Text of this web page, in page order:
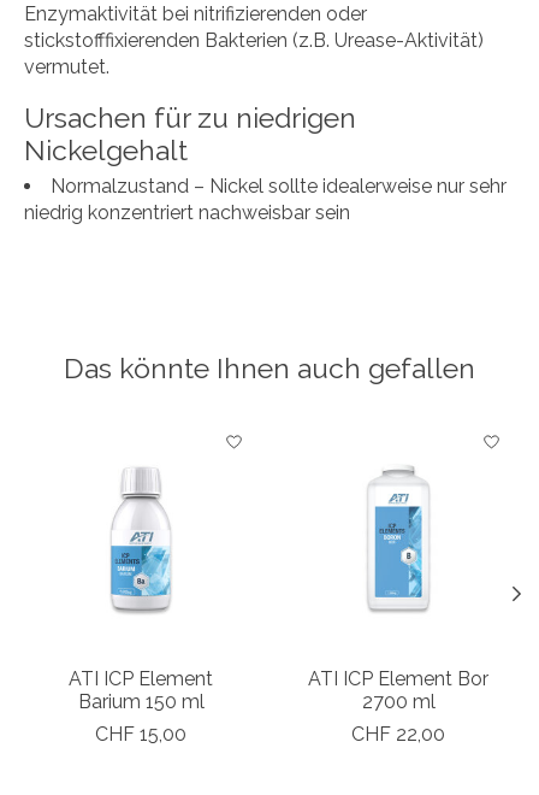
Enzymaktivität bei nitrifizierenden oder
stickstofffixierenden Bakterien (z.B. Urease-Aktivität)
vermutet.
Ursachen für zu niedrigen
Nickelgehalt
Normalzustand – Nickel sollte idealerweise nur sehr
niedrig konzentriert nachweisbar sein
Das könnte Ihnen auch gefallen
Produkt-Karussell-Artikel
ATI ICP Element
Barium 150 ml
CHF 15,00
ATI ICP Element Bor
2700 ml
CHF 22,00